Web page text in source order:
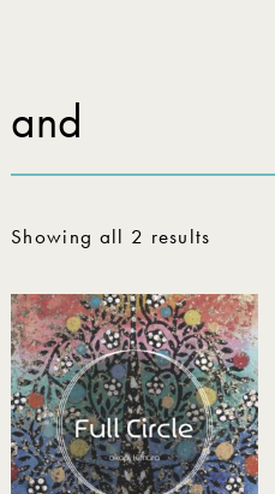
and
Showing all 2 results